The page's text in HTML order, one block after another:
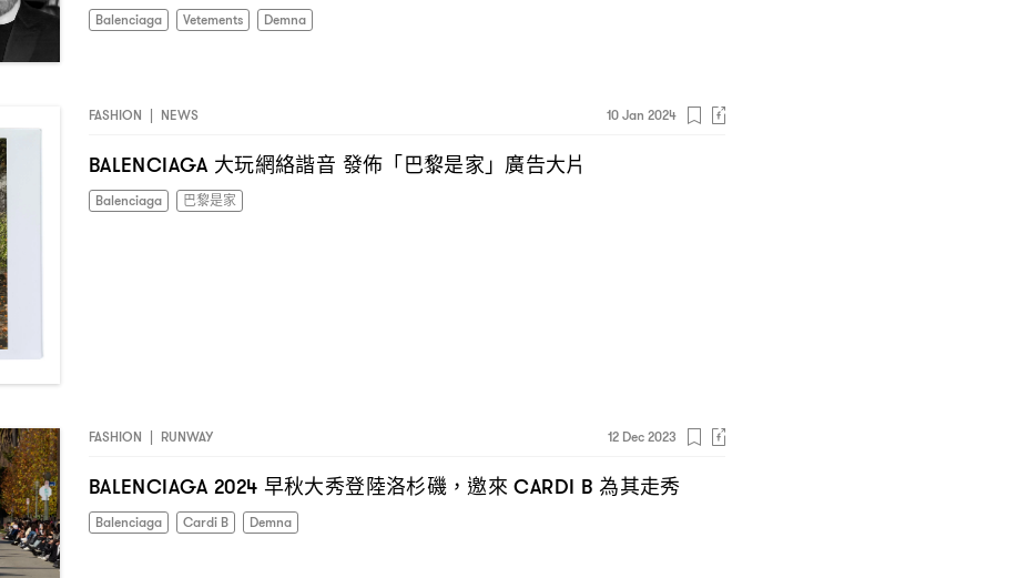
Balenciaga Vetements Demna
FASHION | NEWS 10 Jan 2024
BALENCIAGA 大玩網絡諧音 發佈「巴黎是家」廣告大片
Balenciaga 巴黎是家
FASHION | RUNWAY 12 Dec 2023
BALENCIAGA 2024 早秋大秀登陸洛杉磯 ，邀來 CARDI B為其走秀
Balenciaga Cardi B Demna